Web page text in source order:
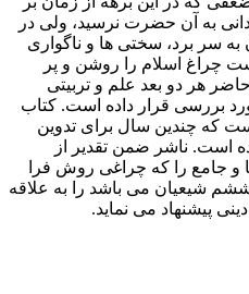
به آن حضرت نرسید، ولی در
سر برد، سختی ها و ناگواری
چراغ اسلام را روشن و پر
هر دو بعد علم و تربیتی
بررسی قرار داده است. کتاب
که چندین سال برای تدوین
است. ناشر ضمن تقدیر از
و جامع را که چراغی روش فرا
ششم شیعیان می باشد را به علاقه
پیشنهاد می نماید.